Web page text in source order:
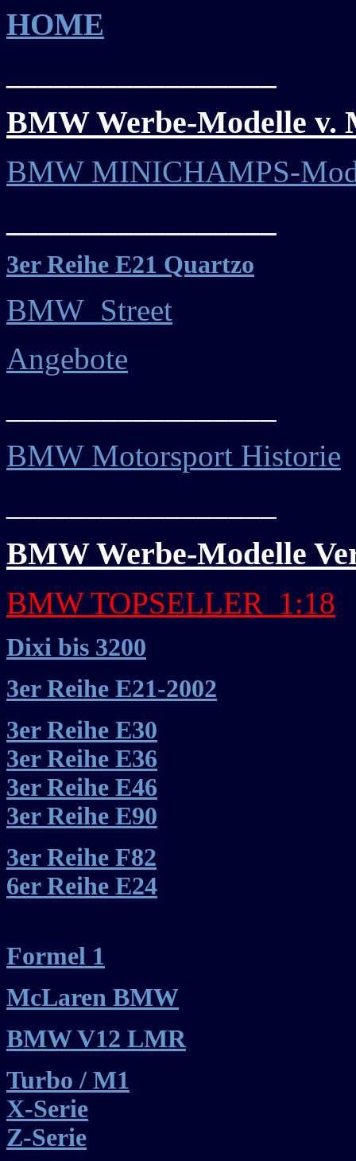
HOME
BMW Werbe-Modelle v.
BMW MINICHAMPS-
3er Reihe E21 Quartzo
BMW_Street
Angebote
BMW Motorsport Historie
BMW Werbe-Modelle
BMW TOPSELLER _1:18
Dixi bis 3200
3er Reihe E21-2002
3er Reihe E30
3er Reihe E36
3er Reihe E46
3er Reihe E90
3er Reihe F82
6er Reihe E24
Formel 1
McLaren BMW
BMW V12 LMR
Turbo / M1
X-Serie
Z-Serie